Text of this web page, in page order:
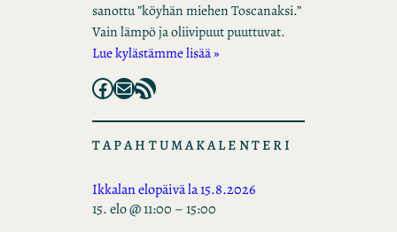
sanottu ”köyhän miehen Toscanaksi.”
Vain lämpö ja oliivipuut puuttuvat.
Lue kylästämme lisää »
Facebook Mail RSS Feed
TAPAHTUMAKALENTERI
Ikkalan elopäivä la 15.8.2026
15. elo @ 11:00 –15:00